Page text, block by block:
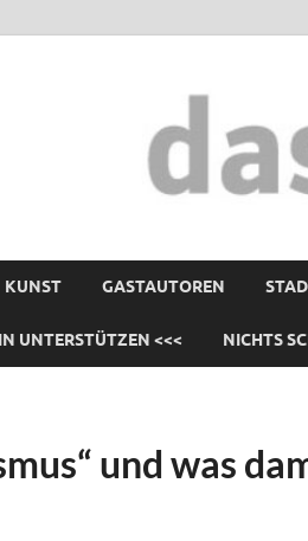
KUNST GASTAUTOREN
UNTERSTÜTZEN <<< NICHTS
und was